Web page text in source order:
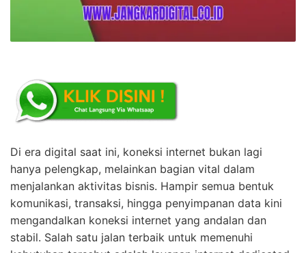
Di era digital saat ini, koneksi internet bukan lagi
hanya pelengkap, melainkan bagian vital dalam
menjalankan aktivitas bisnis. Hampir semua bentuk
komunikasi, transaksi, hingga penyimpanan data kini
mengandalkan koneksi internet yang andalan dan
stabil. Salah satu jalan terbaik untuk memenuhi